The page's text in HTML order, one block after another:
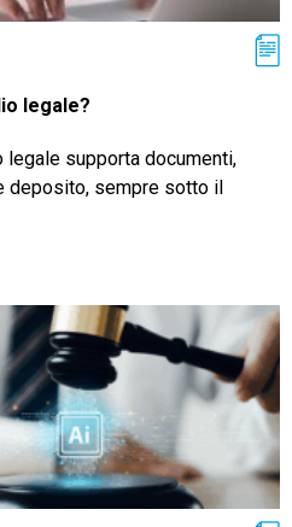
legale?
legale supporta documenti,
deposito, sempre sotto il